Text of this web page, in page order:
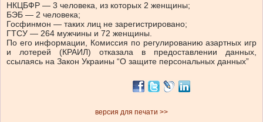
НКЦБФР — 3 человека, из которых 2 женщины;
БЭБ — 2 человека;
Госфинмон — таких лиц не зарегистрировано;
ГТСУ — 264 мужчины и 72 женщины.
По его информации, Комиссия по регулированию азартных игр
и лотерей (КРАИЛ) отказала в предоставлении данных,
ссылаясь на Закон Украины “О защите персональных данных”
версия для печати >>